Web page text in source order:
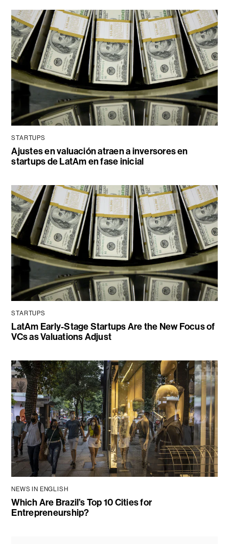
STARTUPS
Ajustes en valuación atraen a inversores en
startups de LatAm en fase inicial
STARTUPS
LatAm Early-Stage Startups Are the New Focus of
VCs as Valuations Adjust
NEWS IN ENGLISH
Which Are Brazil’s Top 10 Cities for
Entrepreneurship?